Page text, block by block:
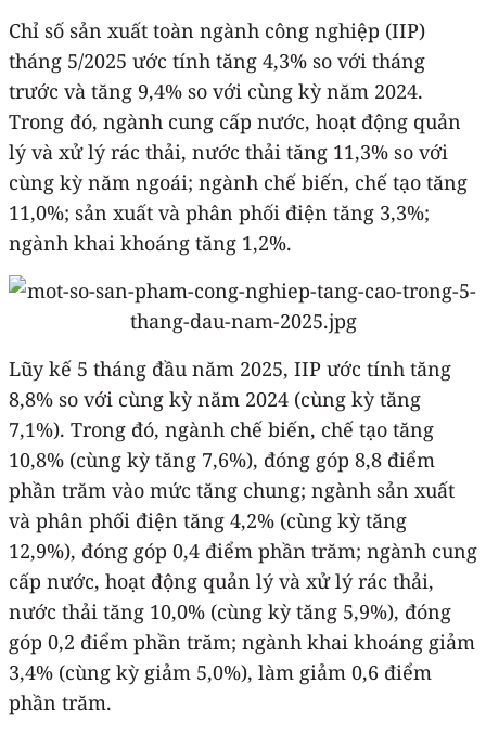
Chỉ số sản xuất toàn ngành công nghiệp (IIP)
tháng 5/2025 ước tính tăng 4,3% so với tháng
trước và tăng 9,4% so với cùng kỳ năm 2024.
Trong đó, ngành cung cấp nước, hoạt động quản
lý và xử lý rác thải, nước thải tăng 11,3% so với
cùng kỳ năm ngoái; ngành chế biến, chế tạo tăng
11,0%; sản xuất và phân phối điện tăng 3,3%;
ngành khai khoáng tăng 1,2%.
Lũy kế 5 tháng đầu năm 2025, IIP ước tính tăng
8,8% so với cùng kỳ năm 2024 (cùng kỳ tăng
7,1%). Trong đó, ngành chế biến, chế tạo tăng
10,8% (cùng kỳ tăng 7,6%), đóng góp 8,8 điểm
phần trăm vào mức tăng chung; ngành sản xuất
và phân phối điện tăng 4,2% (cùng kỳ tăng
12,9%), đóng góp 0,4 điểm phần trăm; ngành cung
cấp nước, hoạt động quản lý và xử lý rác thải,
nước thải tăng 10,0% (cùng kỳ tăng 5,9%), đóng
góp 0,2 điểm phần trăm; ngành khai khoáng giảm
3,4% (cùng kỳ giảm 5,0%), làm giảm 0,6 điểm
phần trăm.